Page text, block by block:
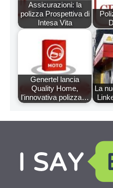
Assicurazioni: la
polizza Prospettiva di
Intesa Vita
Genertel lancia
Quality Home,
l'innovativa polizza…
La